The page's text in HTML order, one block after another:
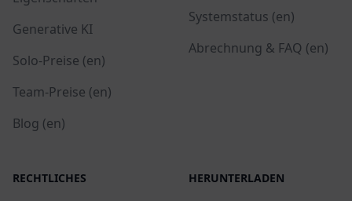
Generative KI
Solo-Preise (en)
Team-Preise (en)
Blog (en)
Systemstatus (en)
Abrechnung & FAQ (en)
RECHTLICHES HERUNTERLADEN